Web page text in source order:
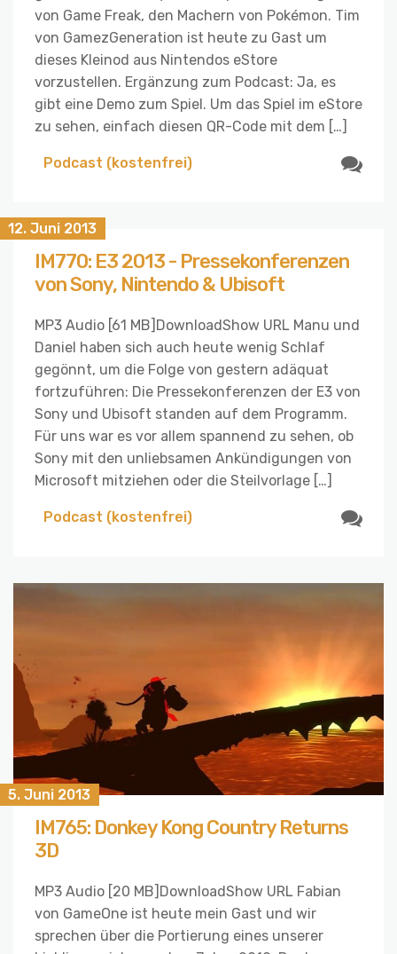
von Game Freak, den Machern von Pokémon. Tim
von GamezGeneration ist heute zu Gast um
dieses Kleinod aus Nintendos eStore
vorzustellen. Ergänzung zum Podcast: Ja, es
gibt eine Demo zum Spiel. Um das Spiel im eStore
zu sehen, einfach diesen QR-Code mit dem […]
Podcast (kostenfrei)
12. Juni 2013
IM770: E3 2013 - Pressekonferenzen
von Sony, Nintendo & Ubisoft
MP3 Audio [61 MB]DownloadShow URL Manu und
Daniel haben sich auch heute wenig Schlaf
gegönnt, um die Folge von gestern adäquat
fortzuführen: Die Pressekonferenzen der E3 von
Sony und Ubisoft standen auf dem Programm.
Für uns war es vor allem spannend zu sehen, ob
Sony mit den unliebsamen Ankündigungen von
Microsoft mitziehen oder die Steilvorlage […]
Podcast (kostenfrei)
5. Juni 2013
IM765: Donkey Kong Country Returns
3D
MP3 Audio [20 MB]DownloadShow URL Fabian
von GameOne ist heute mein Gast und wir
sprechen über die Portierung eines unserer